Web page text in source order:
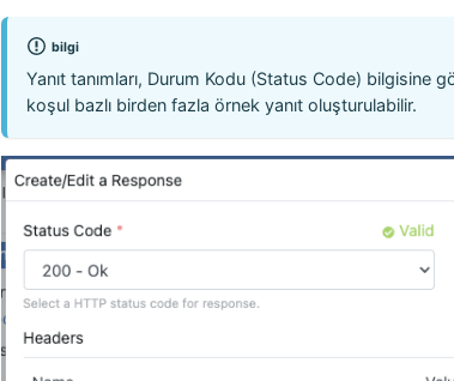
bilgi
Yanıt tanımları, Durum Kodu (Status Code) bilgisine
koşul bazlı birden fazla örnek yanıt oluşturulabilir.